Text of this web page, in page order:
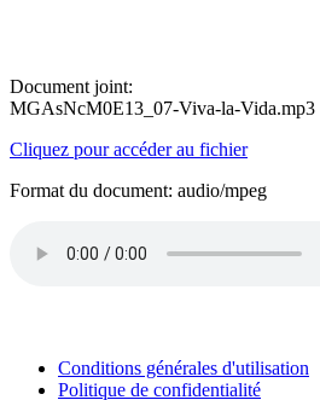
Document joint:
MGAsNcM0E13_07-Viva-la-Vida.mp3
Cliquez pour accéder au fichier
Format du document: audio/mpeg
Conditions générales d'utilisation
Politique de confidentialité